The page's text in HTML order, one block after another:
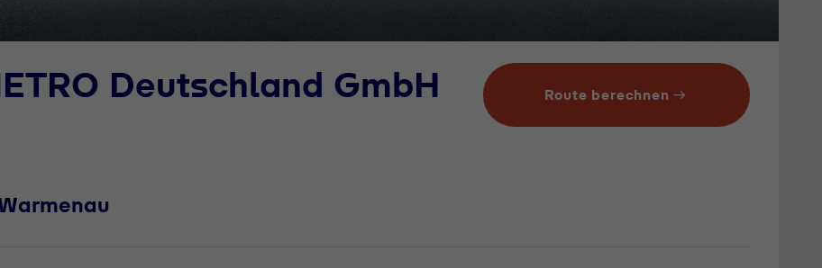
Deutschland GmbH
Route berechnen